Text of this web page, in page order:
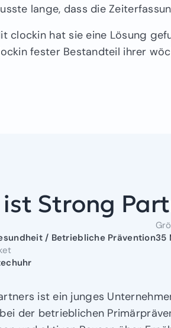
lange, dass die
clockin hat sie eine Lösung
fester Bestandteil ihrer
ist Strong
/ Betriebliche Prävention35
ist ein junges
der betrieblichen